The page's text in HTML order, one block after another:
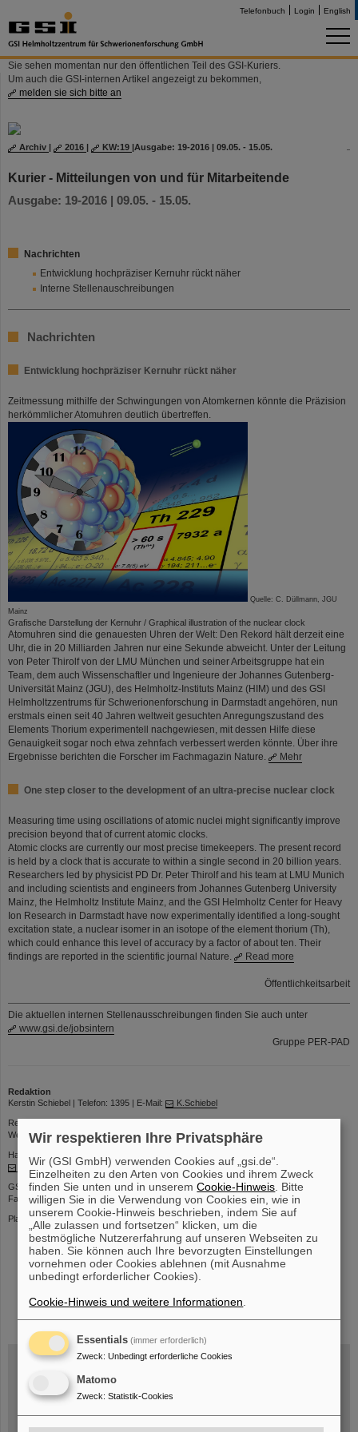
Telefonbuch Login English
Sie sehen momentan nur den öffentlichen Teil des GSI-Kuriers.
Um auch die GSI-internen Artikel angezeigt zu bekommen,
melden sie sich bitte an
Archiv | 2016 | KW:19 |Ausgabe: 19-2016 | 09.05. - 15.05.
Kurier - Mitteilungen von und für Mitarbeitende
Ausgabe: 19-2016 | 09.05. - 15.05.
Nachrichten
Entwicklung hochpräziser Kernuhr rückt näher
Interne Stellenauschreibungen
Nachrichten
Entwicklung hochpräziser Kernuhr rückt näher
Zeitmessung mithilfe der Schwingungen von Atomkernen könnte die Präzision
herkömmlicher Atomuhren deutlich übertreffen.
Quelle: C. Düllmann, JGU
Mainz
Grafische Darstellung der Kernuhr / Graphical illustration of the nuclear clock
Atomuhren sind die genauesten Uhren der Welt: Den Rekord hält derzeit eine
Uhr, die in 20 Milliarden Jahren nur eine Sekunde abweicht. Unter der Leitung
von Peter Thirolf von der LMU München und seiner Arbeitsgruppe hat ein
Team, dem auch Wissenschaftler und Ingenieure der Johannes Gutenberg-
Universität Mainz (JGU), des Helmholtz-Instituts Mainz (HIM) und des GSI
Helmholtzzentrums für Schwerionenforschung in Darmstadt angehören, nun
erstmals einen seit 40 Jahren weltweit gesuchten Anregungszustand des
Elements Thorium experimentell nachgewiesen, mit dessen Hilfe diese
Genauigkeit sogar noch etwa zehnfach verbessert werden könnte. Über ihre
Ergebnisse berichten die Forscher im Fachmagazin Nature.
Mehr
One step closer to the development of an ultra-precise nuclear clock
Measuring time using oscillations of atomic nuclei might significantly improve
precision beyond that of current atomic clocks.
Atomic clocks are currently our most precise timekeepers. The present record
is held by a clock that is accurate to within a single second in 20 billion years.
Researchers led by physicist PD Dr. Peter Thirolf and his team at LMU Munich
and including scientists and engineers from Johannes Gutenberg University
Mainz, the Helmholtz Institute Mainz, and the GSI Helmholtz Center for Heavy
Ion Research in Darmstadt have now experimentally identified a long-sought
excitation state, a nuclear isomer in an isotope of the element thorium (Th),
which could enhance this level of accuracy by a factor of about ten. Their
findings are reported in the scientific journal Nature.
Read more
Öffentlichkeitsarbeit
Die aktuellen internen Stellenausschreibungen finden Sie auch unter
www.gsi.de/jobsintern
Gruppe PER-PAD
Redaktion
Kerstin Schiebel | Telefon: 1395 | E-Mail:
K.Schiebel
Redaktionsschluss: Donnerstags 12 Uhr
Web-Interface zum Einstellen von Beiträgen:
https://kurier.gsi.de
Haben Sie Kommentare oder Vorschläge zu dieser Seite, wenden Sie sich an:
kurier@gsi.de
GSI Helmholtzzentrum für Schwerionenforschung GmbH
Facility for Antiproton and Ion Research in Europe GmbH
Planckstr. 1 | 64291 Darmstadt | Telefon: +49-6159-71- 0
instagramlinkedin youtubehelmholtz.socialfacebook
Mittwoch, 19.08.2026, 14 Uhr
Warum existiert nicht einfach nichts?
GSI/FAIR/Goethe-Universität
Anmeldung und weitere Informationen
Wir respektieren Ihre Privatsphäre
Wir (GSI GmbH) verwenden Cookies auf „gsi.de“.
Einzelheiten zu den Arten von Cookies und ihrem Zweck
finden Sie unten und in unseremCookie-Hinweis . Bitte
willigen Sie in die Verwendung von Cookies ein, wie in
unserem Cookie-Hinweis beschrieben, indem Sie auf
„Alle zulassen und fortsetzen“ klicken, um die
bestmögliche Nutzererfahrung auf unseren Webseiten zu
haben. Sie können auch Ihre bevorzugten Einstellungen
vornehmen oder Cookies ablehnen (mit Ausnahme
unbedingt erforderlicher Cookies).
Cookie-Hinweis und weitere Informationen
Essentials (immer erforderlich)
Zweck: Unbedingt erforderliche Cookies
Matomo
Zweck: Statistik-Cookies